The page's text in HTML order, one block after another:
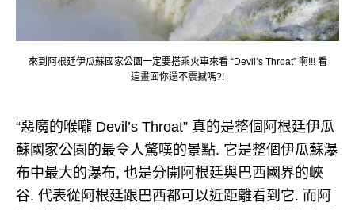
來到阿根廷伊瓜蘇國家公園一定要搭乘火車來看 “Devil’s Throat” 啊!!! 看
這畫面你還不震撼嗎?!
“惡魔的喉嚨 Devil’s Throat” 真的是整個阿根廷伊瓜
蘇國家公園的最令人驚嘆的景點. 它是整個伊瓜蘇瀑
布中最大的瀑布, 也是分開阿根廷與巴西國界的峽
谷. 代表從阿根廷跟巴西都可以近距離看到它. 而阿